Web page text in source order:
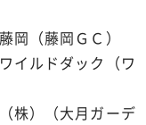
（藤岡ＧＣ）
イルドダック（ワ
株）（大月ガーデ